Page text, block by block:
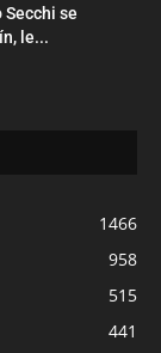
Secchi se
le...
1466
958
515
441